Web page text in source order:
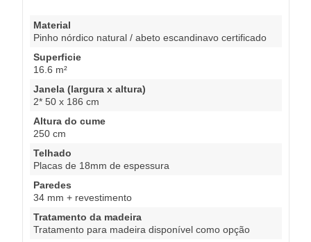
Material
Pinho nórdico natural / abeto escandinavo certificado
Superficie
16.6 m²
Janela (largura x altura)
2* 50 x 186 cm
Altura do cume
250 cm
Telhado
Placas de 18mm de espessura
Paredes
34 mm + revestimento
Tratamento da madeira
Tratamento para madeira disponível como opção